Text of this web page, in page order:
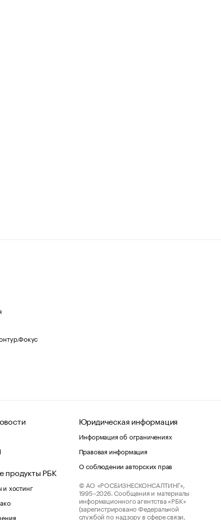
продукты РБК
хостинг
Юридическая информация
Информация об ограничениях
Правовая информация
О соблюдении авторских прав
© АО «РОСБИЗНЕСКОНСАЛТИНГ»,
1995–2026. Сообщения и материалы
информационного агентства «РБК»
(зарегистрировано Федеральной
службой по надзору в сфере связи,